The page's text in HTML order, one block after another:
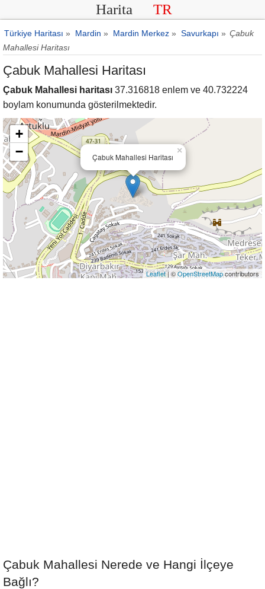
Harita TR
Türkiye Haritası » Mardin » Mardin Merkez » Savurkapı » Çabuk
Mahallesi Haritası
Çabuk Mahallesi Haritası
Çabuk Mahallesi haritası 37.316818 enlem ve 40.732224
boylam konumunda gösterilmektedir.
Çabuk Mahallesi Haritası
×
+
−
Leaflet| ©OpenStreetMapcontributors
Çabuk Mahallesi Nerede ve Hangi İlçeye
Bağlı?